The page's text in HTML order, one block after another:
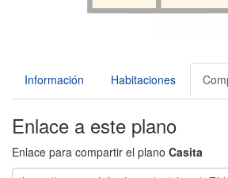
Información Habitaciones
Enlace a este plano
Enlace para compartir el plano Casita